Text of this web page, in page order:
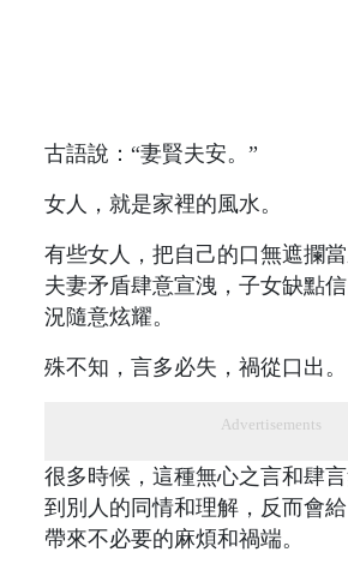
古語說：“妻賢夫安。”
女人，就是家裡的風水。
有些女人，把自己的口無遮攔
夫妻矛盾肆意宣洩，子女缺點
況隨意炫耀。
殊不知，言多必失，禍從口出。
Advertisements
很多時候，這種無心之言和肆
到別人的同情和理解，反而會
帶來不必要的麻煩和禍端。